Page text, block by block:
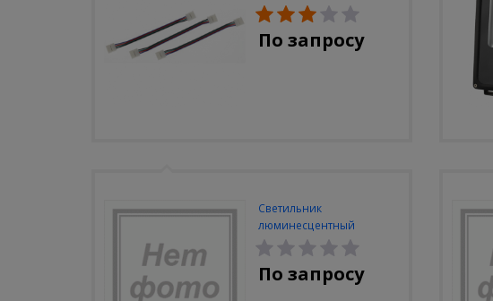
(3шт/уп)
По запросу
Светильник
люминесцентный
Navigator NEL-A2-E130-T4-
840/WH
По запросу